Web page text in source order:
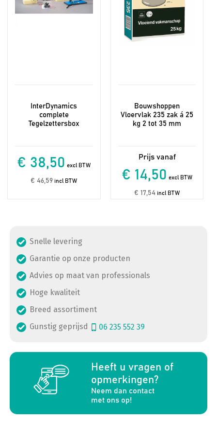
InterDynamics
complete
Tegelzettersbox
€ 38,50 excl BTW
€ 46,59 incl BTW
worden
op
de
productpagina
Bouwshoppen
Vloervlak 235 zak á 25
kg 2 tot 35 mm
€ 14,50 excl BTW
€ 17,54 incl BTW
Snelle levering
Garantie op onze producten
Advies op maat van professionals
Hoge kwaliteit
Breed assortiment
Gunstig geprijsd
06 235 552 39
Heeft u vragen of
opmerkingen?
Neem dan contact
met ons op!
a